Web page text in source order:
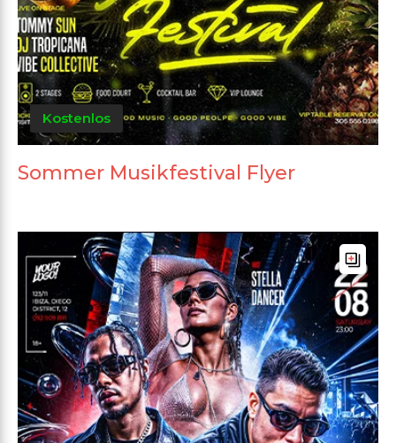
Kostenlos
Sommer Musikfestival Flyer